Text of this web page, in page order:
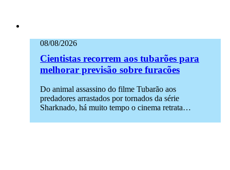
08/08/2026
Cientistas recorrem aos tubarões para
melhorar previsão sobre furacões
Do animal assassino do filme Tubarão aos
predadores arrastados por tornados da série
Sharknado, há muito tempo o cinema retrata…